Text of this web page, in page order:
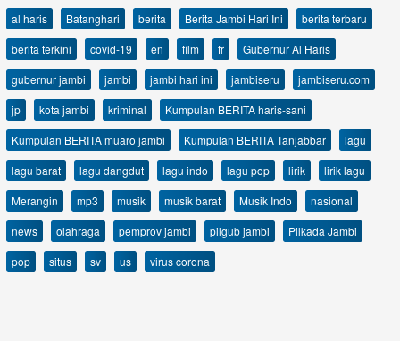
al haris Batanghari berita Berita Jambi Hari Ini
berita terbaru
berita terkini
covid-19 en film fr
Gubernur Al Haris
gubernur jambi
jambi jambi hari ini jambiseru
jambiseru.com
jp
kota jambi kriminal
Kumpulan BERITA haris-sani
Kumpulan BERITA muaro jambi
Kumpulan BERITA Tanjabbar
lagu
lagu barat
lagu dangdut lagu indo lagu pop lirik
lirik lagu
Merangin
mp3 musik musik barat Musik Indo
nasional
news
olahraga pemprov jambi pilgub jambi
Pilkada Jambi
pop
situs sv us virus corona